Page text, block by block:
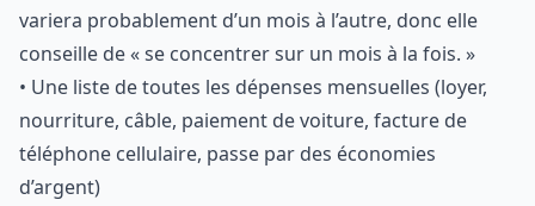
variera probablement d’un mois à l’autre, donc elle
conseille de « se concentrer sur un mois à la fois. »
• Une liste de toutes les dépenses mensuelles (loyer,
nourriture, câble, paiement de voiture, facture de
téléphone cellulaire, passe par des économies
d’argent)